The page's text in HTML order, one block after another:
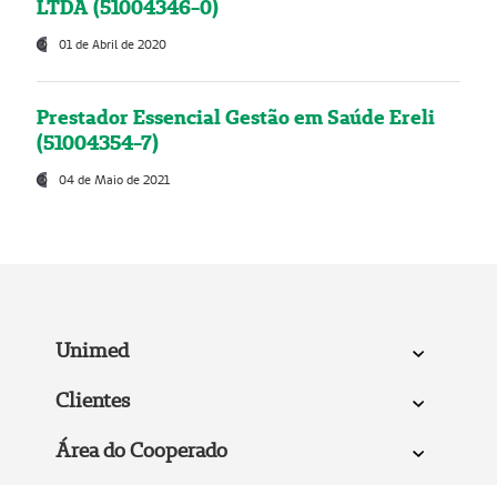
LTDA (51004346-0)
01 de Abril de 2020
Prestador Essencial Gestão em Saúde Ereli
(51004354-7)
04 de Maio de 2021
Unimed
Clientes
Área do Cooperado